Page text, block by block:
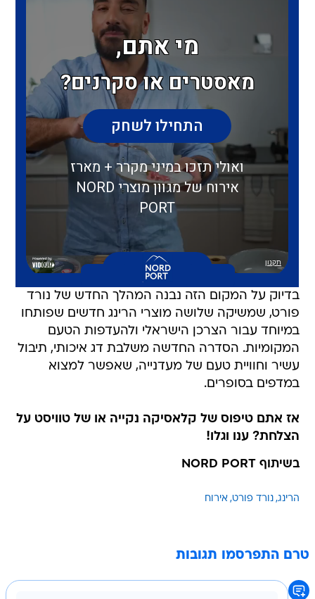
בדיוק על המקום הזה נבנה המהלך החדש של נורד
פורט, שמשיקה שלושה מוצרי הרינג חדשים שפותחו
במיוחד עבור הצרכן הישראלי ולהעדפות הטעם
המקומיות. הסדרה החדשה משלבת דג איכותי, תיבול
עשיר וחוויית טעם של מעדנייה, שאפשר למצוא
במדפים בסופרים.
אז אתם טיפוס של קלאסיקה נקייה או של טוויסט על
הצלחת? ענו וגלו!
בשיתוף NORD PORT
הרינג נורד פורט אירוח
טרם התפרסמו תגובות